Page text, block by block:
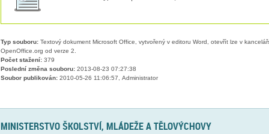
Typ souboru:Textový dokument Microsoft Office, vytvořený v editoru Word, otevřít lze v
OpenOffice.org od verze 2.
Počet stažení:379
Poslední změna souboru:2013-08-23 07:27:38
Soubor publikován:2010-05-26 11:06:57, Administrator
MINISTERSTVO ŠKOLSTVÍ, MLÁDEŽE A TĚLOVÝCHOVY